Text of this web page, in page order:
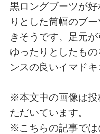
黒ロングブーツが
りとした筒幅のブ
きそうです。足元
ゆったりとしたも
ンスの良いイマドキ
※本文中の画像は投
ただいています。
※こちらの記事では